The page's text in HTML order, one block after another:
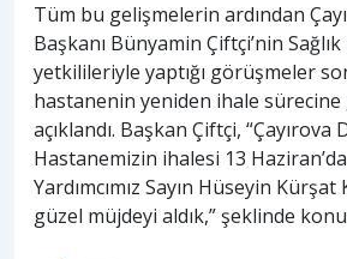
Tüm bu gelişmelerin ardından
Başkanı Bünyamin Çiftçi’nin Sağlık
yetkilileriyle yaptığı görüşmeler
hastanenin yeniden ihale sürecine
açıklandı. Başkan Çiftçi, “Çayırova
Hastanemizin ihalesi 13
Yardımcımız Sayın Hüseyin Kürşat
güzel müjdeyi aldık,” şeklinde